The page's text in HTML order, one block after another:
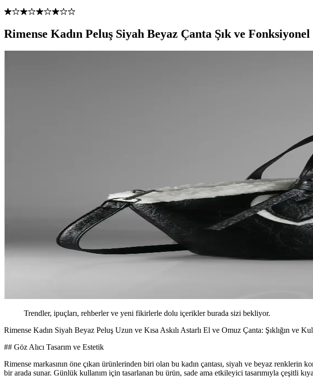
Rimense Kadın Peluş Siyah Beyaz Çanta Şık ve
Trendler, ipuçları, rehberler ve yeni fikirlerle dolu içerikler burada sizi bekliyor.
Rimense Kadın Siyah Beyaz Peluş Uzun ve Kısa Askılı Astarlı El ve Omuz Çanta: Şıklığın ve
## Göz Alıcı Tasarım ve Estetik
Rimense markasının öne çıkan ürünlerinden biri olan bu kadın çantası, siyah ve beyaz renklerin
bir arada sunar. Günlük kullanım için tasarlanan bu ürün, sade ama etkileyici tasarımıyla çeşitli